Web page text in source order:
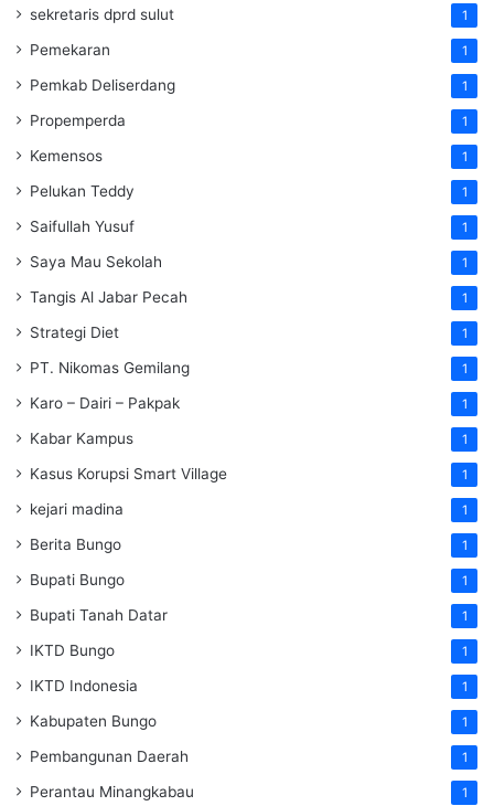
sekretaris dprd sulut 1
Pemekaran 1
Pemkab Deliserdang 1
Propemperda 1
Kemensos 1
Pelukan Teddy 1
Saifullah Yusuf 1
Saya Mau Sekolah 1
Tangis Al Jabar Pecah 1
Strategi Diet 1
PT. Nikomas Gemilang 1
Karo – Dairi – Pakpak 1
Kabar Kampus 1
Kasus Korupsi Smart Village 1
kejari madina 1
Berita Bungo 1
Bupati Bungo 1
Bupati Tanah Datar 1
IKTD Bungo 1
IKTD Indonesia 1
Kabupaten Bungo 1
Pembangunan Daerah 1
Perantau Minangkabau 1